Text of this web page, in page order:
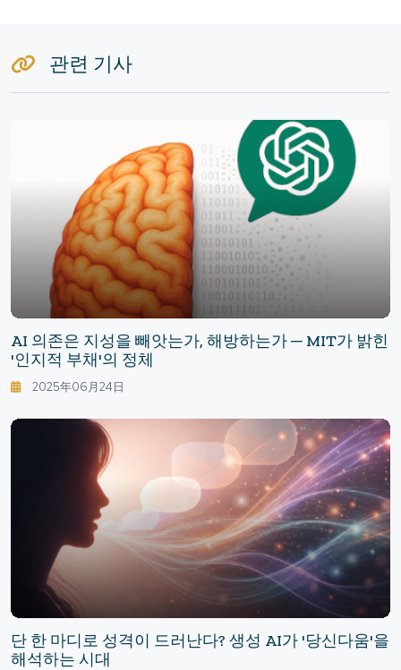
관련 기사
AI 의존은 지성을 빼앗는가, 해방하는가 ─ MIT가 밝힌
'인지적 부채'의 정체
2025年06月24日
단 한 마디로 성격이 드러난다? 생성 AI가 '당신다움'을
해석하는 시대